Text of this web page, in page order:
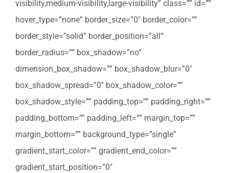
visibility,medium-visibility,large-visibility” class=”” id=””
hover_type=”none” border_size=”0″ border_color=””
border_style=”solid” border_position=”all”
border_radius=”” box_shadow=”no”
dimension_box_shadow=”” box_shadow_blur=”0″
box_shadow_spread=”0″ box_shadow_color=””
box_shadow_style=”” padding_top=”” padding_right=””
padding_bottom=”” padding_left=”” margin_top=””
margin_bottom=”” background_type=”single”
gradient_start_color=”” gradient_end_color=””
gradient_start_position=”0″